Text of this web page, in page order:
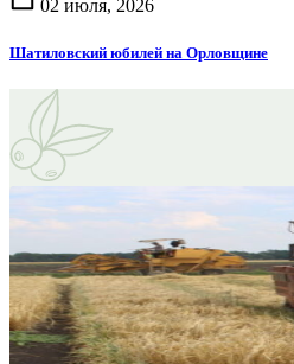
02 июля, 2026
Шатиловский юбилей на Орловщине